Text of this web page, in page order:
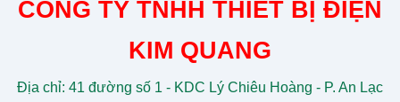
CÔNG TY TNHH THIẾT BỊ ĐIỆN
KIM QUANG
Địa chỉ: 41 đường số 1 - KDC Lý Chiêu Hoàng - P. An Lạc